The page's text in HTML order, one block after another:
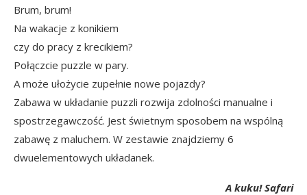
Brum, brum!
Na wakacje z konikiem
czy do pracy z krecikiem?
Połączcie puzzle w pary.
A może ułożycie zupełnie nowe pojazdy?
Zabawa w układanie puzzli rozwija zdolności manualne i
spostrzegawczość. Jest świetnym sposobem na wspólną
zabawę z maluchem. W zestawie znajdziemy 6
dwuelementowych układanek.
A kuku! Safari